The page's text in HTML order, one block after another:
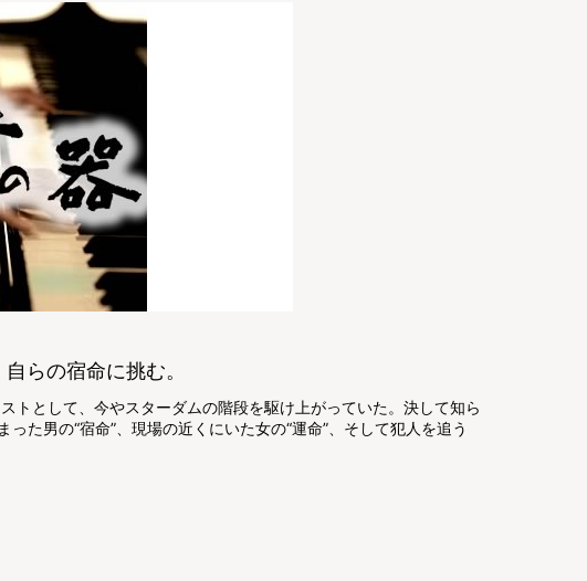
らの宿命に挑む。
トとして、今やスターダムの階段を駆け上がっていた。決して知ら
た男の“宿命”、現場の近くにいた女の“運命”、そして犯人を追う